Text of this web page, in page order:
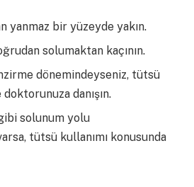
yanmaz bir yüzeyde yakın.
solumaktan kaçının.
dönemindeyseniz, tütsü
danışın.
solunum yolu
tütsü kullanımı konusunda